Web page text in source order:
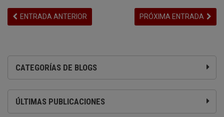
CATEGORÍAS DE BLOGS
ÚLTIMAS PUBLICACIONES
ENTRADA ANTERIOR PRÓXIMA ENTRADA